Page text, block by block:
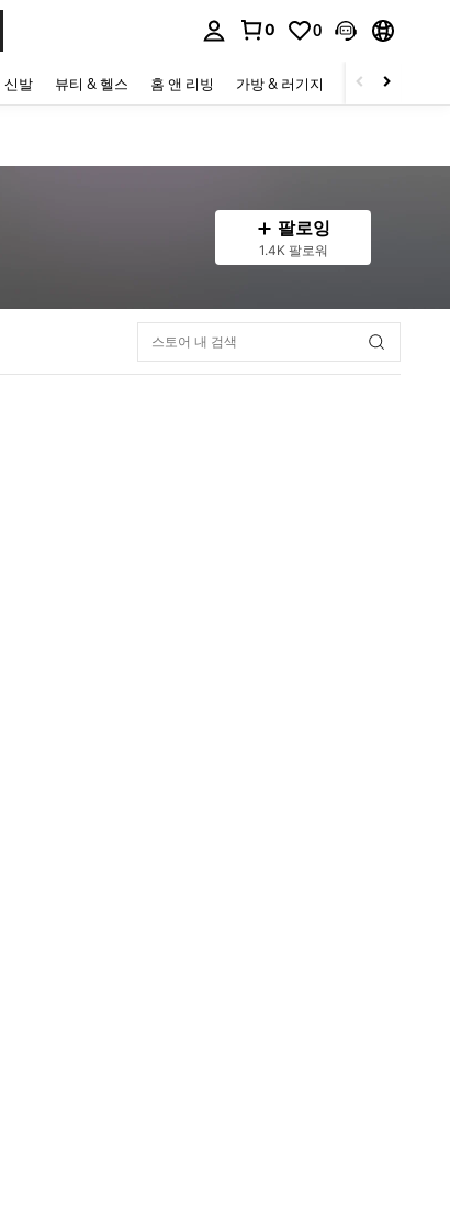
0 0
신발 뷰티 & 헬스 홈 앤 리빙 가방 & 러기지 스포츠 & 아웃
팔로잉
1.4K 팔로워